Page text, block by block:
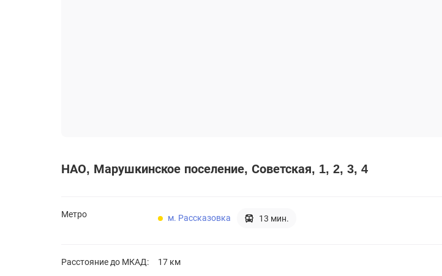
НАО Марушкинское поселение Советская, 1, 2, 3, 4
Метро м. Рассказовка 13 мин.
Расстояние до МКАД: 17 км